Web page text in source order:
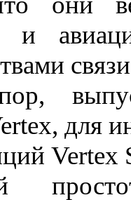
и
для
Vertex